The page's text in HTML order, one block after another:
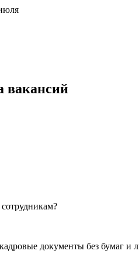
вакансий
документы без бумаг и